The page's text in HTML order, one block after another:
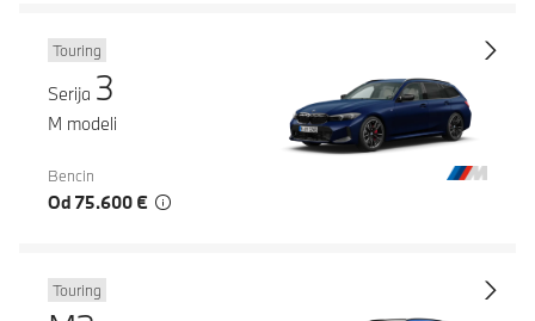
Touring
Serija 3
M modeli
Bencin
Od 75.600 €
Touring